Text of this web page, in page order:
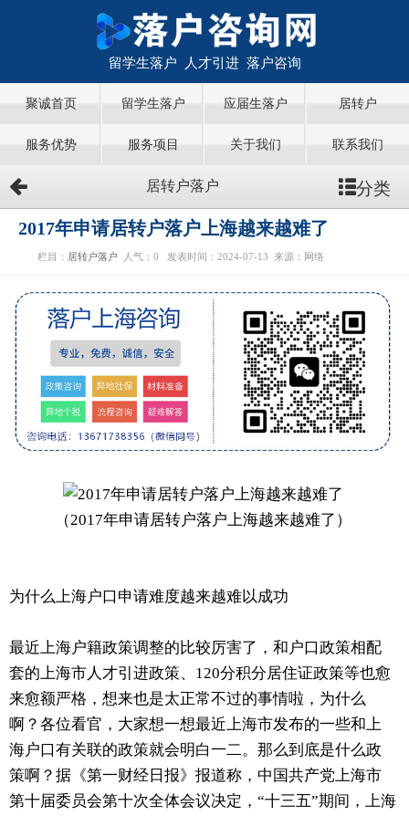
留学生落户 人才引进 落户咨询
聚诚首页 留学生落户 应届生落户 居转户
服务优势 服务项目 关于我们 联系我们
居转户落户 分类
2017年申请居转户落户上海越来越难了
栏目： 居转户落户 人气： 0 发表时间：2024-07-13 来源：网络
（2017年申请居转户落户上海越来越难了）
为什么上海户口申请难度越来越难以成功
最近上海户籍政策调整的比较厉害了，和户口政策相配
套的上海市人才引进政策、120分积分居住证政策等也愈
来愈额严格，想来也是太正常不过的事情啦，为什么
啊？各位看官，大家想一想最近上海市发布的一些和上
海户口有关联的政策就会明白一二。那么到底是什么政
策啊？据《第一财经日报》报道称，中国共产党上海市
第十届委员会第十次全体会议决定，“十三五”期间，上海